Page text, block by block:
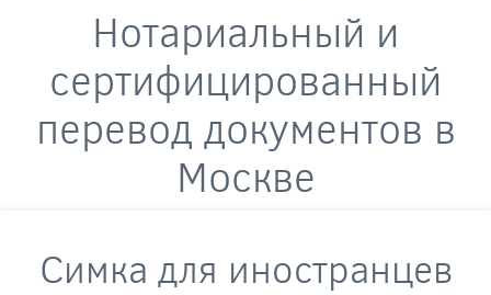
Нотариальный и
сертифицированный
перевод документов в
Москве
Симка для иностранцев